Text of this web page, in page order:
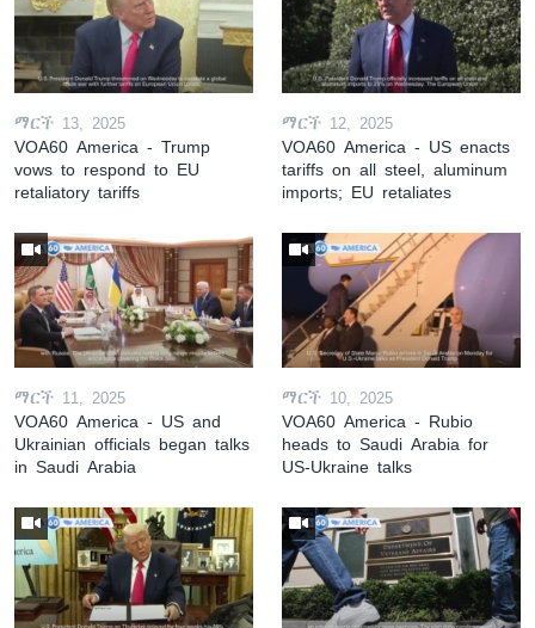
ማርች 13, 2025
VOA60 America - Trump
vows to respond to EU
retaliatory tariffs
ማርች 12, 2025
VOA60 America - US enacts
tariffs on all steel, aluminum
imports; EU retaliates
ማርች 11, 2025
VOA60 America - US and
Ukrainian officials began talks
in Saudi Arabia
ማርች 10, 2025
VOA60 America - Rubio
heads to Saudi Arabia for
US-Ukraine talks